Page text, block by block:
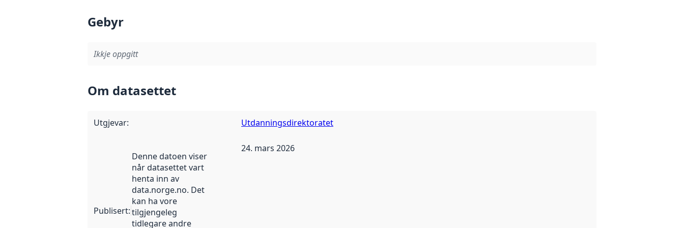
Gebyr
Ikkje oppgitt
Om datasettet
Utgjevar: Utdanningsdirektoratet
Publisert:
Denne datoen viser
når datasettet vart
henta inn av
data.norge.no. Det
kan ha vore
tilgjengeleg
tidlegare andre
24. mars 2026